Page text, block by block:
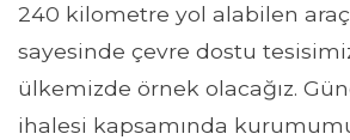
240 kilometre yol alabilen
sayesinde çevre dostu
ülkemizde örnek olacağız.
ihalesi kapsamında